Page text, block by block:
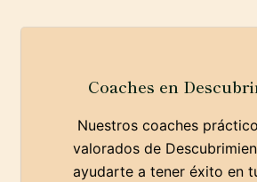
Coaches en
Nuestros coaches
valorados de
ayudarte a tener éxito en